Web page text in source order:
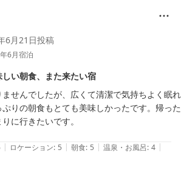
6月21日投稿
6月宿泊
い朝食、また来たい宿
せんでしたが、広くて清潔で気持ちよく眠れ
りの朝食もとても美味しかったです。帰った
に行きたいです。
| ロケーション: 5 | 朝食: 5 | 温泉・お風呂: 4 |